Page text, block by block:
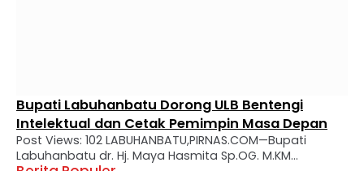
Bupati Labuhanbatu Dorong ULB Bentengi
Intelektual dan Cetak Pemimpin Masa Depan
Post Views: 102 LABUHANBATU,PIRNAS.COM—Bupati
Labuhanbatu dr. Hj. Maya Hasmita Sp.OG. M.KM